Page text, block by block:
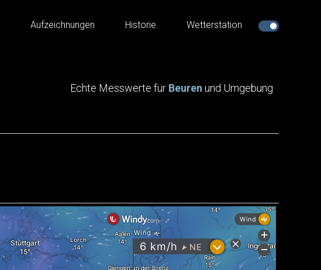
Aufzeichnungen Historie Wetterstation
Echte Messwerte für Beuren und Umgebung